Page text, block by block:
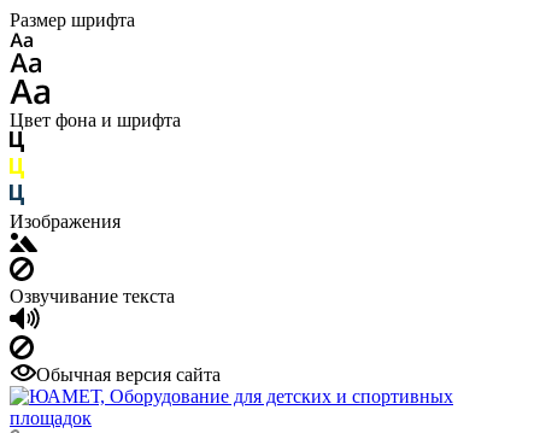
Размер шрифта
Цвет фона и шрифта
Изображения
Озвучивание текста
Обычная версия сайта